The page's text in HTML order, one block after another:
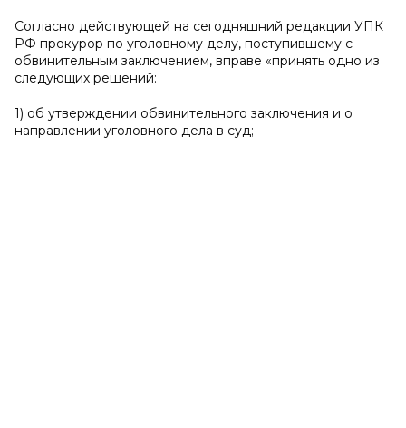
Согласно действующей на сегодняшний редакции УПК
РФ прокурор по уголовному делу, поступившему с
обвинительным заключением, вправе «принять одно из
следующих решений:
1) об утверждении обвинительного заключения и о
направлении уголовного дела в суд;